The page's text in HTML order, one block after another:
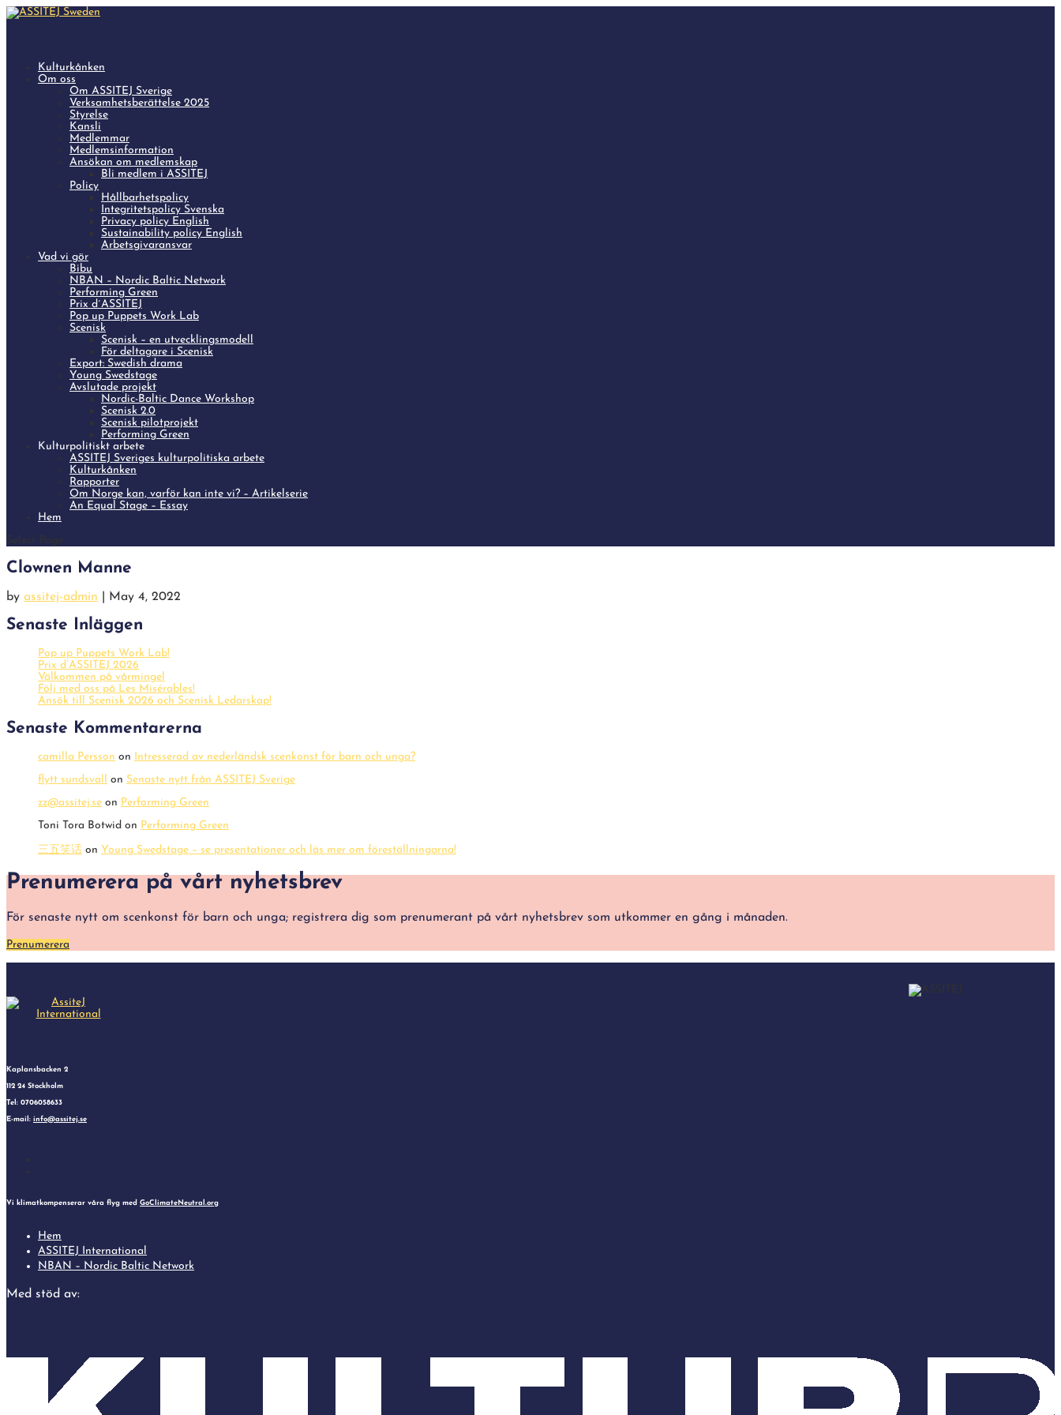
Kulturkånken
Om oss
Om ASSITEJ Sverige
Verksamhetsberättelse 2025
Styrelse
Kansli
Medlemmar
Medlemsinformation
Ansökan om medlemskap
Bli medlem i ASSITEJ
Policy
Hållbarhetspolicy
Integritetspolicy Svenska
Privacy policy English
Sustainability policy English
Arbetsgivaransvar
Vad vi gör
Bibu
NBAN – Nordic Baltic Network
Performing Green
Prix d´ASSITEJ
Pop up Puppets Work Lab
Scenisk
Scenisk – en utvecklingsmodell
För deltagare i Scenisk
Export: Swedish drama
Young Swedstage
Avslutade projekt
Nordic-Baltic Dance Workshop
Scenisk 2.0
Scenisk pilotprojekt
Performing Green
Kulturpolitiskt arbete
ASSITEJ Sveriges kulturpolitiska arbete
Kulturkånken
Rapporter
Om Norge kan, varför kan inte vi? – Artikelserie
An Equal Stage – Essay
Hem
Select Page
Clownen Manne
by assitej-admin May 4, 2022
Senaste Inläggen
Pop up Puppets Work Lab!
Prix d’ASSITEJ 2026
Välkommen på vårmingel
Följ med oss på Les Misérables!
Ansök till Scenisk 2026 och Scenisk Ledarskap!
Senaste Kommentarerna
camilla Persson on
Intresserad av nederländsk scenkonst för barn och unga?
flytt sundsvall
on Senaste nytt från ASSITEJ Sverige
zz@assitej.se on Performing Green
Toni Tora Botwid on Performing Green
三五笑话 on Young Swedstage – se presentationer och läs mer om föreställningarna!
Prenumerera på vårt nyhetsbrev
För senaste nytt om scenkonst för barn och unga; registrera dig som prenumerant på vårt nyhetsbrev som utkommer en gång i månaden.
Prenumerera
Kaplansbacken 2
112 24 Stockholm
Tel: 0706058633
E-mail: info@assitej.se
Vi klimatkompenserar våra flyg med GoClimateNeutral.org
Hem
ASSITEJ International
NBAN – Nordic Baltic Network
Med stöd av: